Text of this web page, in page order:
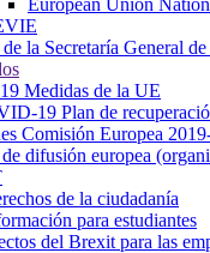
European Union
la Secretaría General
Medidas de la UE
19 Plan de
Comisión Europea
de difusión europea
de la ciudadanía
para estudiantes
del Brexit para las